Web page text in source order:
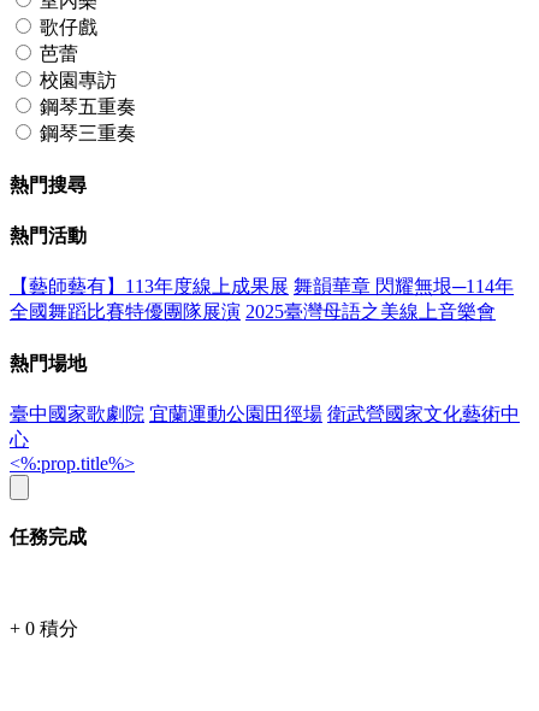
歌仔戲
芭蕾
校園專訪
鋼琴五重奏
鋼琴三重奏
熱門搜尋
熱門活動
【藝師藝有】113年度線上成果展 舞韻華章 閃耀無垠─114年
全國舞蹈比賽特優團隊展演 2025臺灣母語之美線上音樂會
熱門場地
臺中國家歌劇院 宜蘭運動公園田徑場 衛武營國家文化藝術中
心
<%:prop.title%>
任務完成
+ 0 積分